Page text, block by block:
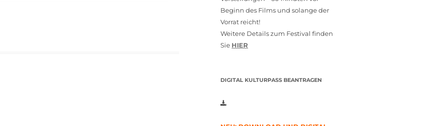
Beginn des Films und solange der
Vorrat reicht!
Weitere Details zum Festival finden
Sie HIER
DIGITAL KULTURPASS BEANTRAGEN